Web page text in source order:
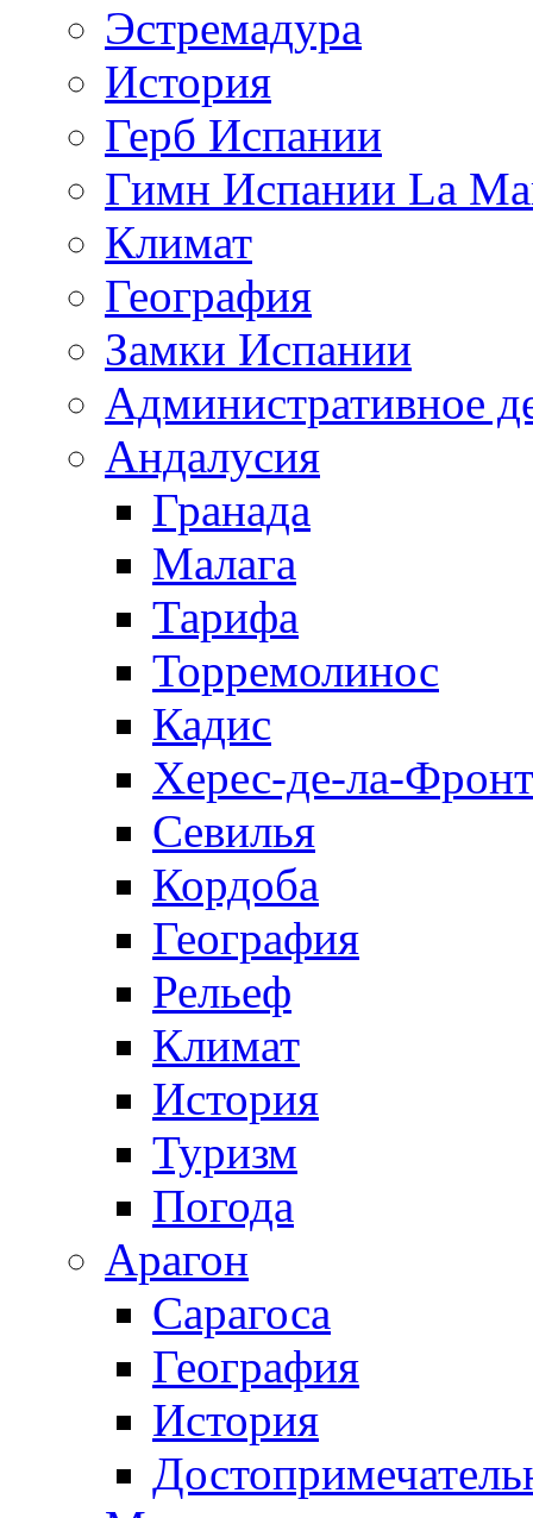
Эстремадура
История
Герб Испании
Гимн Испании La
Климат
География
Замки Испании
Административное
Андалусия
Гранада
Малага
Тарифа
Торремолинос
Кадис
Херес-де-ла-
Севилья
Кордоба
География
Рельеф
Климат
История
Туризм
Погода
Арагон
Сарагоса
География
История